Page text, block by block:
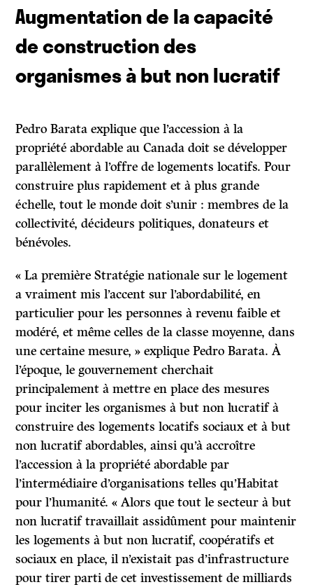
Augmentation de la capacité
de construction des
organismes à but non lucratif
Pedro Barata explique que l’accession à la
propriété abordable au Canada doit se développer
parallèlement à l’offre de logements locatifs. Pour
construire plus rapidement et à plus grande
échelle, tout le monde doit s’unir : membres de la
collectivité, décideurs politiques, donateurs et
bénévoles.
« La première Stratégie nationale sur le logement
a vraiment mis l’accent sur l’abordabilité, en
particulier pour les personnes à revenu faible et
modéré, et même celles de la classe moyenne, dans
une certaine mesure, » explique Pedro Barata. À
l’époque, le gouvernement cherchait
principalement à mettre en place des mesures
pour inciter les organismes à but non lucratif à
construire des logements locatifs sociaux et à but
non lucratif abordables, ainsi qu’à accroître
l’accession à la propriété abordable par
l’intermédiaire d’organisations telles qu’Habitat
pour l’humanité. « Alors que tout le secteur à but
non lucratif travaillait assidûment pour maintenir
les logements à but non lucratif, coopératifs et
sociaux en place, il n’existait pas d’infrastructure
pour tirer parti de cet investissement de milliards